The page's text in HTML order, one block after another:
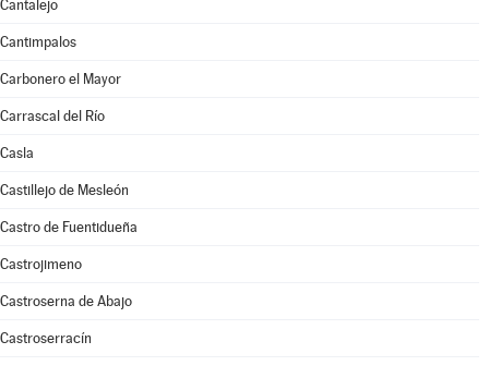
Cantalejo
Cantimpalos
Carbonero el Mayor
Carrascal del Río
Casla
Castillejo de Mesleón
Castro de Fuentidueña
Castrojimeno
Castroserna de Abajo
Castroserracín